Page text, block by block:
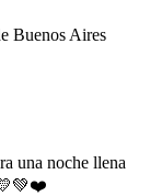
Buenos Aires
una noche llena
💛💚❤️